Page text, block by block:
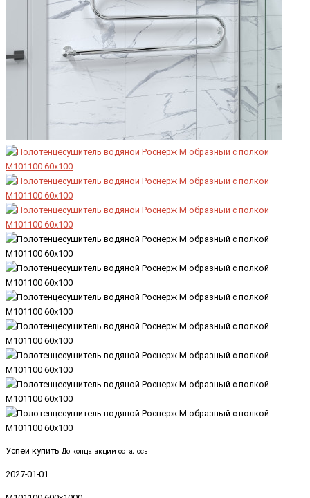
Успей купить До конца акции осталось
2027-01-01